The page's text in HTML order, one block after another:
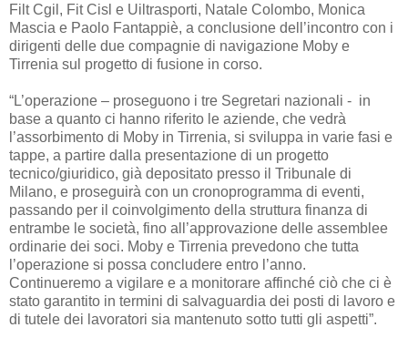
Filt Cgil, Fit Cisl e Uiltrasporti, Natale Colombo, Monica
Mascia e Paolo Fantappiè, a conclusione dell’incontro con i
dirigenti delle due compagnie di navigazione Moby e
Tirrenia sul progetto di fusione in corso.
“L’operazione – proseguono i tre Segretari nazionali - in
base a quanto ci hanno riferito le aziende, che vedrà
l’assorbimento di Moby in Tirrenia, si sviluppa in varie fasi e
tappe, a partire dalla presentazione di un progetto
tecnico/giuridico, già depositato presso il Tribunale di
Milano, e proseguirà con un cronoprogramma di eventi,
passando per il coinvolgimento della struttura finanza di
entrambe le società, fino all’approvazione delle assemblee
ordinarie dei soci. Moby e Tirrenia prevedono che tutta
l’operazione si possa concludere entro l’anno.
Continueremo a vigilare e a monitorare affinché ciò che ci è
stato garantito in termini di salvaguardia dei posti di lavoro e
di tutele dei lavoratori sia mantenuto sotto tutti gli aspetti”.